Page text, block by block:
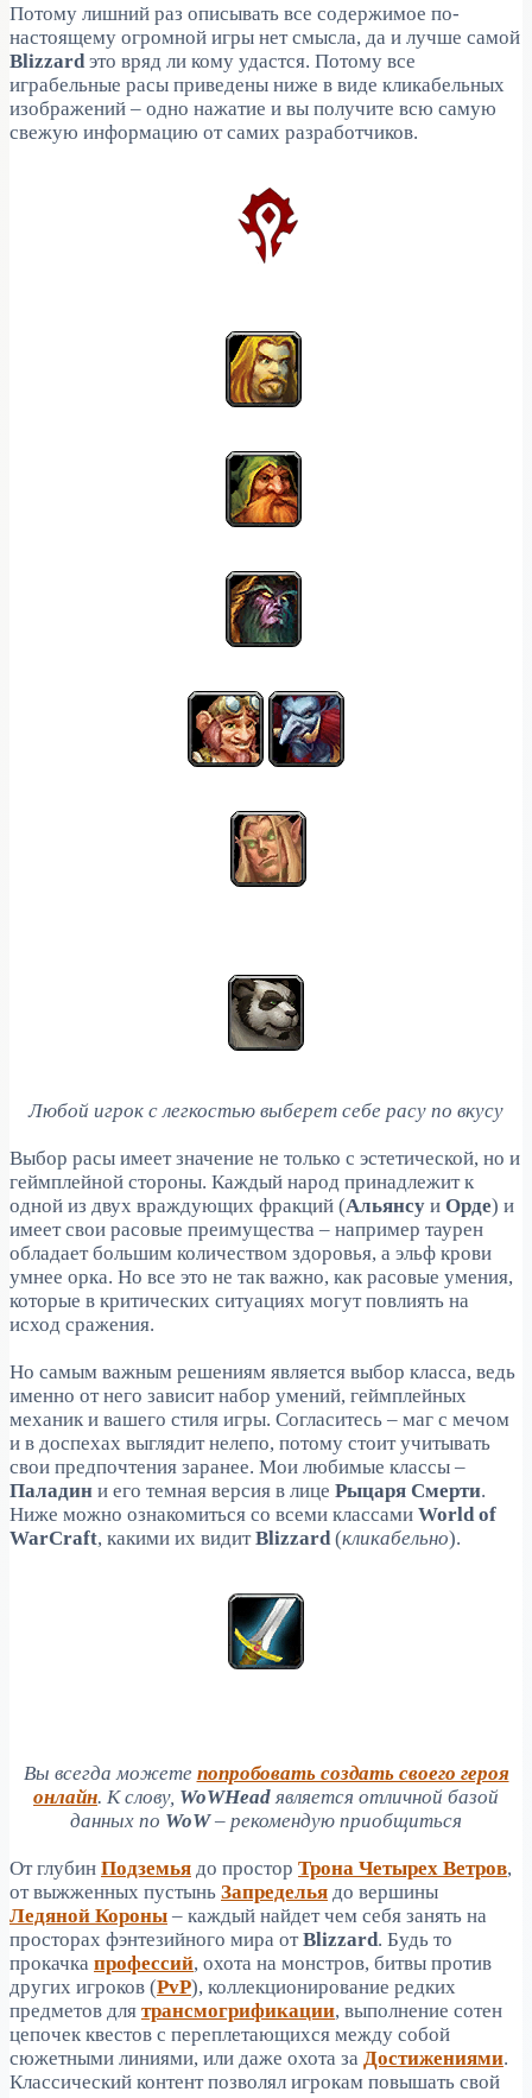
Потому лишний раз описывать все содержимое по-
настоящему огромной игры нет смысла, да и лучше самой
Blizzard это вряд ли кому удастся. Потому все
играбельные расы приведены ниже в виде кликабельных
изображений – одно нажатие и вы получите всю самую
свежую информацию от самих разработчиков.
Любой игрок с легкостью выберет себе расу по вкусу
Выбор расы имеет значение не только с эстетической, но и
геймплейной стороны. Каждый народ принадлежит к
одной из двух враждующих фракций (Альянсу и Орде) и
имеет свои расовые преимущества – например таурен
обладает большим количеством здоровья, а эльф крови
умнее орка. Но все это не так важно, как расовые умения,
которые в критических ситуациях могут повлиять на
исход сражения.
Но самым важным решениям является выбор класса, ведь
именно от него зависит набор умений, геймплейных
механик и вашего стиля игры. Согласитесь – маг с мечом
и в доспехах выглядит нелепо, потому стоит учитывать
свои предпочтения заранее. Мои любимые классы –
Паладин и его темная версия в лице Рыцаря Смерти.
Ниже можно ознакомиться со всеми классами World of
WarCraft, какими их видитBlizzard (кликабельно).
Вы всегда можете попробовать создать своего героя
онлайн. К слову, WoWHead является отличной базой
данных по WoW– рекомендую приобщиться
От глубин Подземья до простор Трона Четырех Ветров,
от выжженных пустынь Запределья до вершины
Ледяной Короны – каждый найдет чем себя занять на
просторах фэнтезийного мира отBlizzard. Будь то
прокачка профессий, охота на монстров, битвы против
других игроков (PvP), коллекционирование редких
предметов для трансмогрификации, выполнение сотен
цепочек квестов с переплетающихся между собой
сюжетными линиями, или даже охота за Достижениями.
Классический контент позволял игрокам повышать свой